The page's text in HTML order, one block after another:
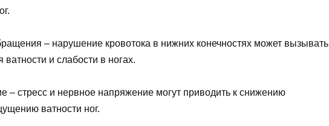
– нарушение кровотока в нижних конечностях может вызывать
и слабости в ногах.
– стресс и нервное напряжение могут приводить к снижению
ватности ног.